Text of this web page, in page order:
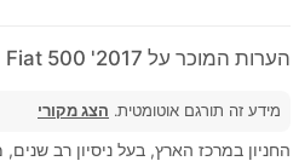
הערות המוכר על 2017' Fiat 500
מידע זה תורגם אוטומטית. הצג מקורי
החניון במרכז הארץ, בעל ניסיון רב